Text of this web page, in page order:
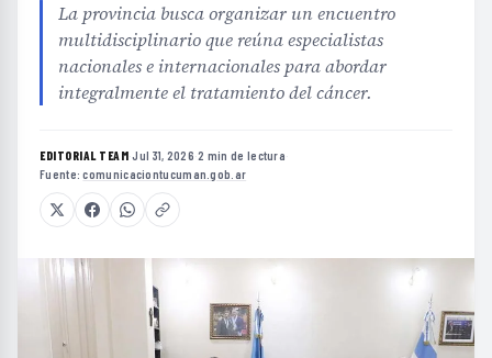
La provincia busca organizar un encuentro
multidisciplinario que reúna especialistas
nacionales e internacionales para abordar
integralmente el tratamiento del cáncer.
EDITORIAL TEAM·Jul 31, 2026·2 min de lectura·
Fuente:comunicaciontucuman.gob.ar